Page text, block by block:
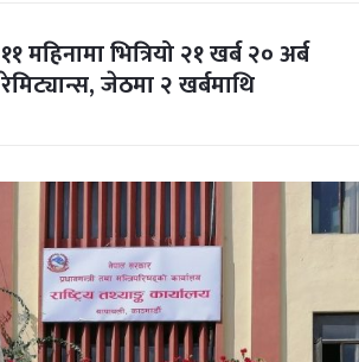
११ महिनामा भित्रियो २१ खर्ब २० अर्ब
रेमिट्यान्स, जेठमा २ खर्बमाथि